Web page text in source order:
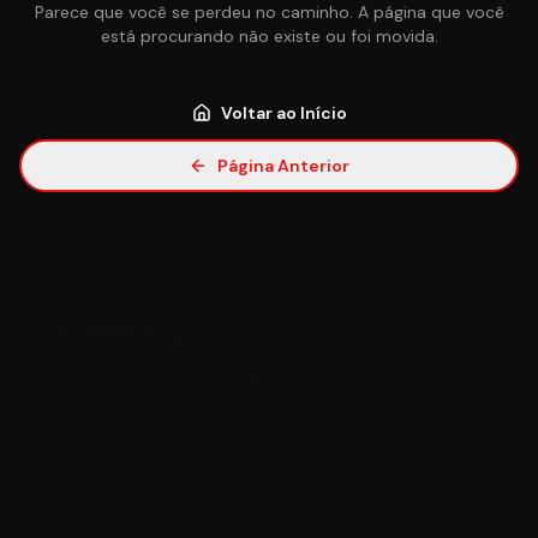
Parece que você se perdeu no caminho. A página que você
está procurando não existe ou foi movida.
Voltar ao Início
Página Anterior